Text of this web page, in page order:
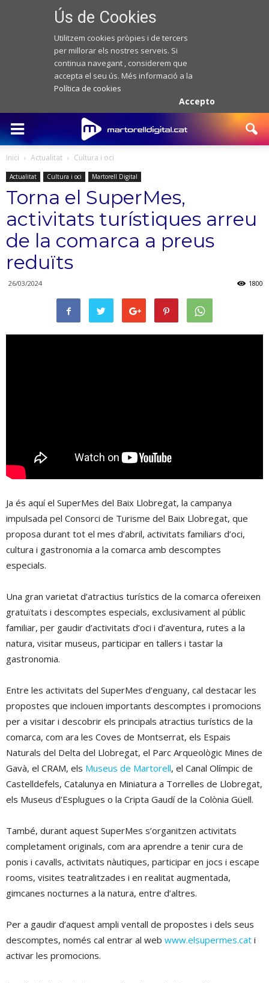
Ús de Cookies
Utilitzem cookies pròpies i de tercers
per millorar els nostres serveis. Si
continua navegant , considerem que
accepta el seu ús. Més informació a la
Política de cookies
Accepto
Inici Actualitat Cultura i oci
Actualitat Cultura i oci Martorell Digital
Torna el SuperMes,
activitats turístiques arreu
de la comarca a preus
reduïts
26/03/2024 1800
Ja és aquí el SuperMes del Baix Llobregat, la campanya
impulsada pel Consorci de Turisme del Baix Llobregat, que
proposa durant tot el mes d’abril, activitats familiars d’oci,
cultura i gastronomia a la comarca amb descomptes
especials.
Una gran varietat d’atractius turístics de la comarca ofereixen
gratuïtats i descomptes especials, exclusivament al públic
familiar, per gaudir d’activitats d’oci i d’aventura, rutes a la
natura, visitar museus, participar en tallers i tastar la
gastronomia.
Entre les activitats del SuperMes d’enguany, cal destacar les
propostes que inclouen importants descomptes i promocions
per a visitar i descobrir els principals atractius turístics de la
comarca, com ara les Coves de Montserrat, els Espais
Naturals del Delta del Llobregat, el Parc Arqueològic Mines de
Gavà, el CRAM, els Museus de Martorell, el Canal Olímpic de
Castelldefels, Catalunya en Miniatura a Torrelles de Llobregat,
els Museus d’Esplugues o la Cripta Gaudí de la Colònia Güell.
També, durant aquest SuperMes s’organitzen activitats
completament originals, com ara aprendre a tenir cura de
ponis i cavalls, activitats nàutiques, participar en jocs i escape
rooms, visites teatralitzades i en realitat augmentada,
gimcanes nocturnes a la natura, entre d’altres.
Per a gaudir d’aquest ampli ventall de propostes i dels seus
descomptes, només cal entrar al web www.elsupermes.cat i
activar les promocions.